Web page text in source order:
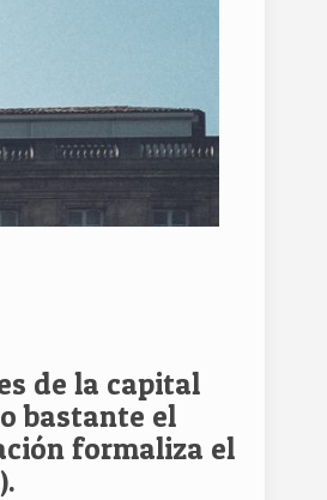
de la capital
bastante el
formaliza el